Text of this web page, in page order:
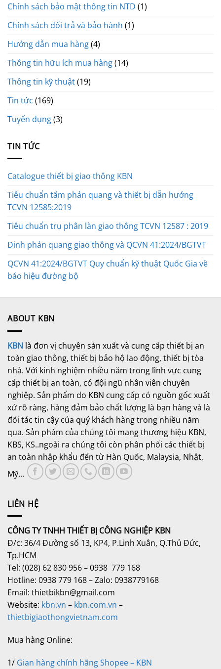
Chính sách bảo mật thông tin NTD (1)
Chính sách đổi trả và bảo hành (1)
Hướng dẫn mua hàng(4)
Thông tin hữu ích mua hàng(14)
Thông tin kỹ thuật(19)
Tin tức (169)
Tuyển dụng(3)
TIN TỨC
Catalogue thiết bị giao thông KBN
Tiêu chuẩn tấm phản quang và thiết bị dẫn hướng
TCVN 12585:2019
Tiêu chuẩn trụ phân làn giao thông TCVN 12587 : 2019
Đinh phản quang giao thông và QCVN 41:2024/BGTVT
QCVN 41:2024/BGTVT Quy chuẩn kỹ thuật Quốc Gia về
báo hiệu đường bộ
ABOUT KBN
KBN là đơn vị chuyên sản xuất và cung cấp thiết bị an
toàn giao thông, thiết bị bảo hộ lao động, thiết bị tòa
nhà. Với kinh nghiệm nhiều năm trong lĩnh vực cung
cấp thiết bị an toàn, có đội ngũ nhân viên chuyên
nghiệp. Sản phẩm do KBN cung cấp có nguồn gốc xuất
xứ rõ ràng, hàng đảm bảo chất lượng là bạn hàng và là
đối tác tin cậy của quý khách hàng trong nhiều năm
qua. Sản phẩm của chúng tôi mang thương hiệu KBN,
KBS, KS..ngoài ra chúng tôi còn phân phối các thiết bị
an toàn nhập khẩu đến từ Hàn Quốc, Malaysia, Nhật,
Mỹ...
LIÊN HỆ
CÔNG TY TNHH THIẾT BỊ CÔNG NGHIỆP KBN
Đ/c: 36/4 Đường số 13, KP4, P.Linh Xuân, Q.Thủ Đức,
Tp.HCM
Tel: (028) 62 830 956 – 0938 779 168
Hotline: 0938 779 168 – Zalo: 0938779168
Email: thietbikbn@gmail.com
Website: kbn.vn – kbn.com.vn –
thietbigiaothongvietnam.com
Mua hàng Online:
1/ Gian hàng chính hãng Shopee – KBN